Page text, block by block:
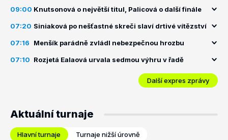
09:00 Knutsonová o největší titul, Palicová o další finále
07:20 Siniaková po nešťastné skreči slaví drtivé vítězství
07:16 Menšík parádně zvládl nebezpečnou hrozbu
07:10 Rozjetá Ealaová urvala sedmou výhru v řadě
Další expres zprávy
Aktuální turnaje
Hlavní turnaje Turnaje nižší úrovně